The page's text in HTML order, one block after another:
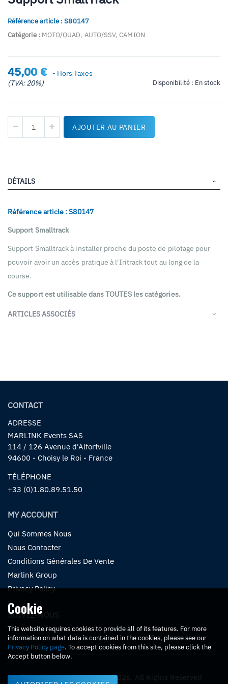
Cookie
This website requires cookies to provide all of its features. For more
information on what data is contained in the cookies, please see our
Privacy Policy page. To accept cookies from this site, please click the
Accept button below.
début
la
Galerie
d’images
Référence article : S80147
Catégorie : MOTO/QUAD, AUTO/SSV, CAMION
45,00 €
- Hors Taxes
(TVA: 20%)
Disponibilité : En stock
AJOUTER AU PANIER
DÉTAILS
Référence article : S80147
Support Smalltrack
Support Smalltrack à installer proche du poste de pilotage pour
pouvoir avoir un accès pratique à l'Iritrack tout au long de la
course.
Ce support est utilisable dans TOUTES les catégories.
ARTICLES ASSOCIÉS
CONTACT
ADRESSE
MARLINK Events SAS
114 / 126 Avenue d'Alfortville
94600 - Choisy le Roi - France
TÉLÉPHONE
+33 (0)1.80.89.51.50
MY ACCOUNT
Qui Sommes Nous
Nous Contacter
Conditions Générales De Vente
Marlink Group
Privacy Policy
SUIVEZ-NOUS
Marlink Eshop eCommerce. © 2026. All Rights Reserved